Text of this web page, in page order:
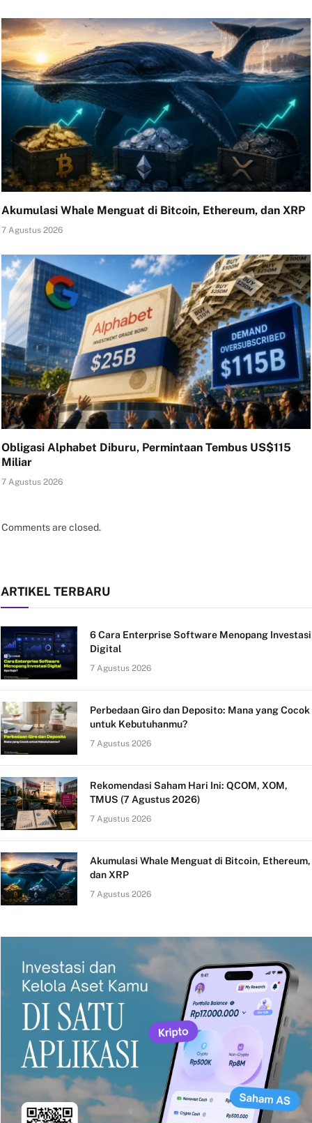
Akumulasi Whale Menguat di Bitcoin, Ethereum, dan XRP
7 Agustus 2026
Obligasi Alphabet Diburu, Permintaan Tembus US$115
Miliar
7 Agustus 2026
Comments are closed.
ARTIKEL TERBARU
6 Cara Enterprise Software Menopang Investasi
Digital
7 Agustus 2026
Perbedaan Giro dan Deposito: Mana yang Cocok
untuk Kebutuhanmu?
7 Agustus 2026
Rekomendasi Saham Hari Ini: QCOM, XOM,
TMUS (7 Agustus 2026)
7 Agustus 2026
Akumulasi Whale Menguat di Bitcoin, Ethereum,
dan XRP
7 Agustus 2026